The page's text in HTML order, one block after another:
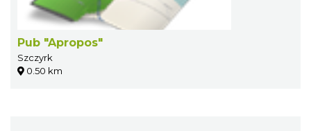
Pub "Apropos"
Szczyrk
0.50 km